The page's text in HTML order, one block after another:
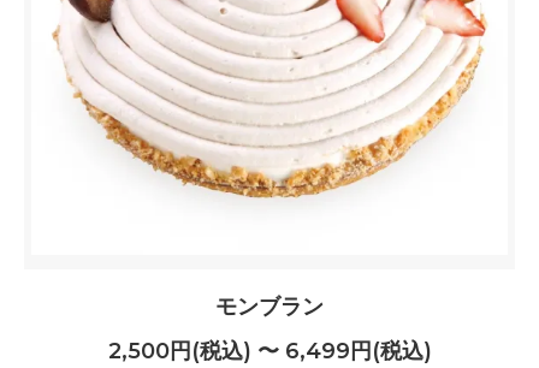
モンブラン
2,500円(税込) 〜 6,499円(税込)